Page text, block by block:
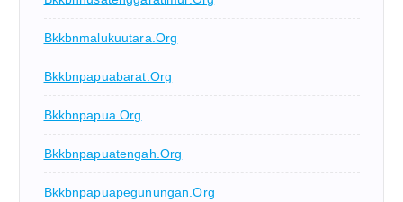
Bkkbnmalukuutara.org
Bkkbnpapuabarat.org
Bkkbnpapua.org
Bkkbnpapuatengah.org
Bkkbnpapuapegunungan.org